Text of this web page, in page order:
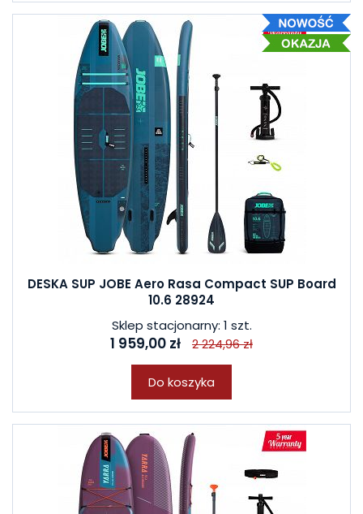
DESKA SUP JOBE Aero Rasa Compact SUP Board
10.6 28924
Sklep stacjonarny: 1 szt.
1 959,00 zł 2 224,96 zł
Do koszyka